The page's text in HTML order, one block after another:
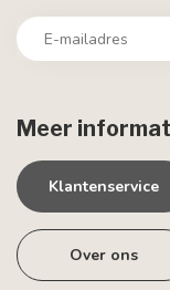
Meer
Klantenservice
Over ons